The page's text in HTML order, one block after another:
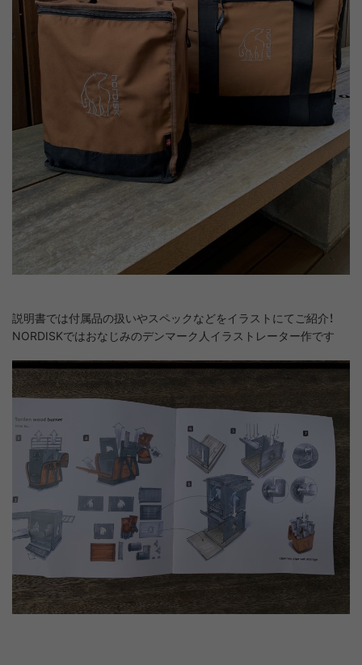
説明書では付属品の扱いやスペックなどをイラストにてご紹介！
NORDISKではおなじみのデンマーク人イラストレーター作です